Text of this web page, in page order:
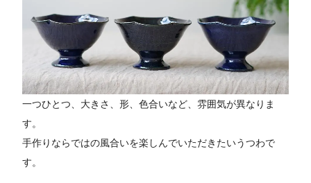
一つひとつ、大きさ、形、色合いなど、雰囲気が異なりま
す。
手作りならではの風合いを楽しんでいただきたいうつわで
す。